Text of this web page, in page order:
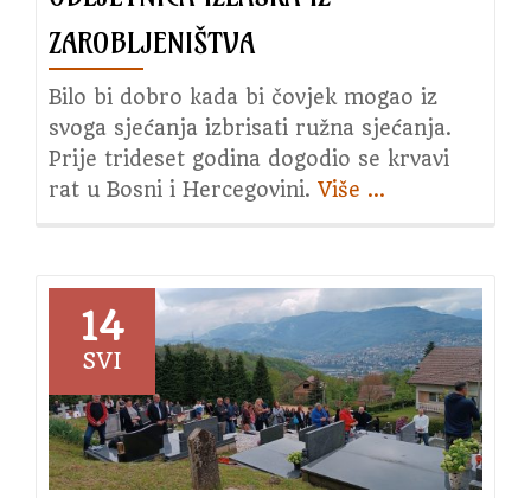
ZAROBLJENIŠTVA
Bilo bi dobro kada bi čovjek mogao iz
svoga sjećanja izbrisati ružna sjećanja.
Prije trideset godina dogodio se krvavi
rat u Bosni i Hercegovini. Više about
prošlost
–
Obljetnica
izlaska
iz
zarobljeništva
…
14
SVI